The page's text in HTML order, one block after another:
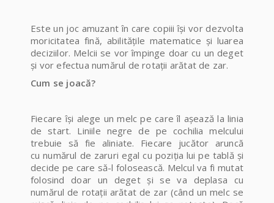
Este un joc amuzant în care copiii își vor dezvolta
moricitatea fină, abilitățile matematice și luarea
deciziilor. Melcii se vor împinge doar cu un deget
și vor efectua numărul de rotații arătat de zar.
Cum se joacă?
Fiecare își alege un melc pe care îl așează la linia
de start. Liniile negre de pe cochilia melcului
trebuie să fie aliniate. Fiecare jucător aruncă
cu numărul de zaruri egal cu poziția lui pe tablă și
decide pe care să-l folosească. Melcul va fi mutat
folosind doar un deget și se va deplasa cu
numărul de rotații arătat de zar (când un melc se